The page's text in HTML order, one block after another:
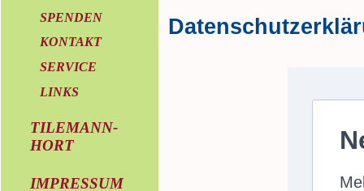
SPENDEN
KONTAKT
SERVICE
LINKS
TILEMANN-
HORT
IMPRESSUM